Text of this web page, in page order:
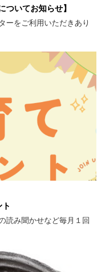
ついてお知らせ】
ーをご利用いただきあり
読み聞かせなど毎月１回